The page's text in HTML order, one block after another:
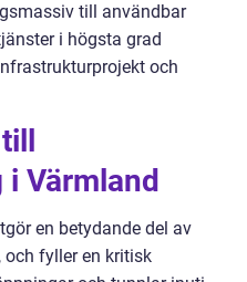
till användbar
i högsta grad
och
Värmland
en betydande del av
och fyller en kritisk